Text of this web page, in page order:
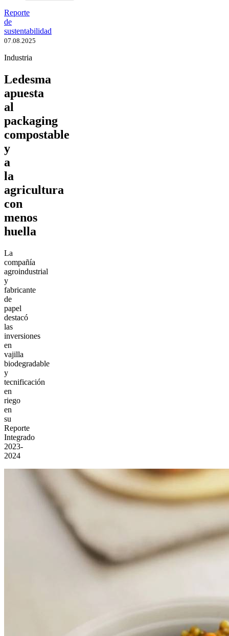
Reporte
de
sustentabilidad
07.08.2025
Industria
Ledesma
apuesta
al
packaging
compostable
y
a
la
agricultura
con
menos
huella
La
compañía
agroindustrial
y
fabricante
de
papel
destacó
las
inversiones
en
vajilla
biodegradable
y
tecnificación
en
riego
en
su
Reporte
Integrado
2023-
2024